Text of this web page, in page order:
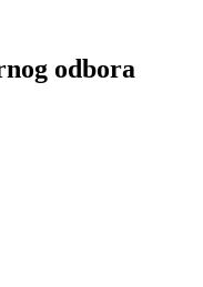
odbora